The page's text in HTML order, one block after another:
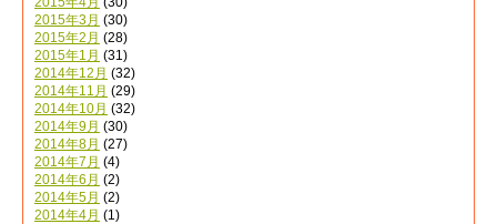
2015年3月 (30)
2015年2月 (28)
2015年1月 (31)
2014年12月 (32)
2014年11月 (29)
2014年10月 (32)
2014年9月 (30)
2014年8月 (27)
2014年7月 (4)
2014年6月 (2)
2014年5月 (2)
2014年4月 (1)